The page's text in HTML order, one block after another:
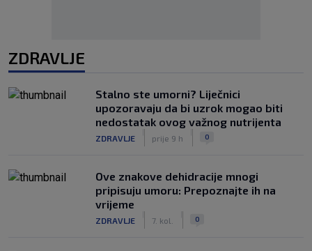
ZDRAVLJE
Stalno ste umorni? Liječnici
upozoravaju da bi uzrok mogao biti
nedostatak ovog važnog nutrijenta
ZDRAVLJE prije 9 h 0
Ove znakove dehidracije mnogi
pripisuju umoru: Prepoznajte ih na
vrijeme
ZDRAVLJE 7. kol. 0